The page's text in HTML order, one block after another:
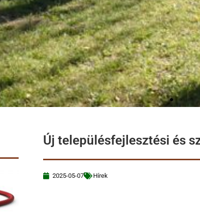
Új településfejlesztési és
2025-05-07 Hírek